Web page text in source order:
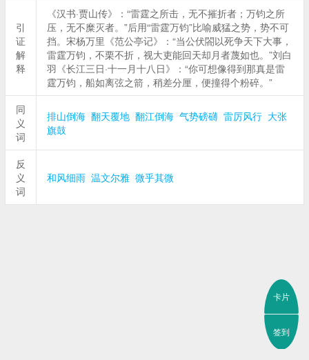
引
证
解
释
《汉书·贾山传》：“雷霆之所击，无不摧折者；万钧之所
压，无不糜灭者。”后用“雷霆万钧”比喻威猛之势，势不可
挡。宋杨万里《范公亭记》：“当公伏閤以死争天下大事，
雷霆万钧，不栗不折，视大吏能回天却月者蔑如也。”刘白
羽《长江三日·十一月十八日》：“你可想像得到那真是雷
霆万钧，船如离弦之箭，稍差分厘，便撞得个粉碎。”
同
义
词
排山倒海 翻天覆地 翻江倒海 气势磅礴 雷厉风行 大张
旗鼓
反
义
词
和风细雨 温文尔雅 微乎其微
卡片
签到